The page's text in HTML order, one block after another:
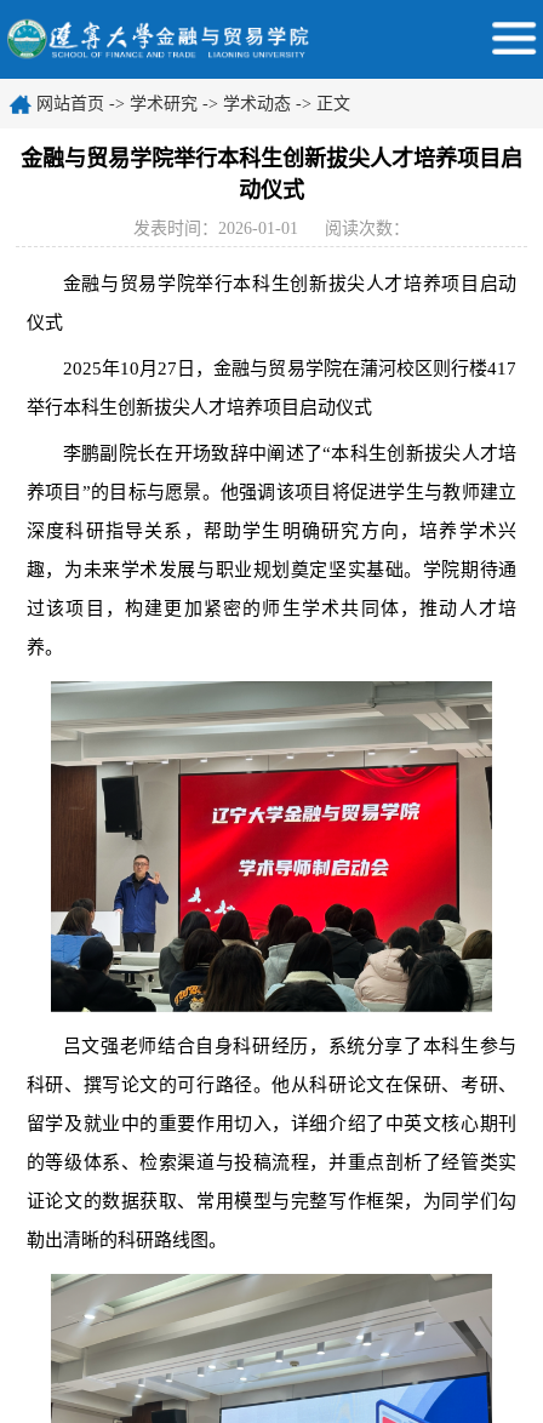
网站首页 -> 学术研究 -> 学术动态 -> 正文
金融与贸易学院举行本科生创新拔尖人才培养项目启
动仪式
发表时间：2026-01-01 阅读次数：
金融与贸易学院举行本科生创新拔尖人才培养项目启动
仪式
2025年10月27 日，金融与贸易学院在蒲河校区则行楼417
举行本科生创新拔尖人才培养项目启动仪式
李鹏副院长在开场致辞中阐述了“本科生创新拔尖人才培
养项目”的目标与愿景。他强调该项目将促进学生与教师建立
深度科研指导关系，帮助学生明确研究方向，培养学术兴
趣，为未来学术发展与职业规划奠定坚实基础。学院期待通
过该项目，构建更加紧密的师生学术共同体，推动人才培
养。
吕文强老师结合自身科研经历，系统分享了本科生参与
科研、撰写论文的可行路径。他从科研论文在保研、考研、
留学及就业中的重要作用切入，详细介绍了中英文核心期刊
的等级体系、检索渠道与投稿流程，并重点剖析了经管类实
证论文的数据获取、常用模型与完整写作框架，为同学们勾
勒出清晰的科研路线图。